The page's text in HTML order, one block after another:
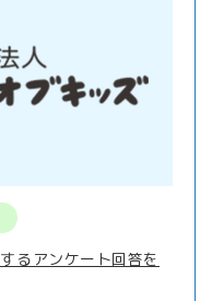
るアンケート回答を